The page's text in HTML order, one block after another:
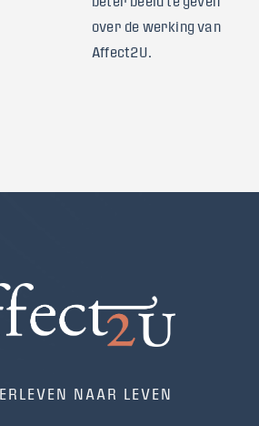
over de werking van
Affect2U.
NAAR LEVEN